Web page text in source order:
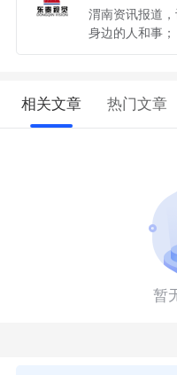
渭南资讯报道
身边的人和事
推荐；
相关文章 热门文章
暂